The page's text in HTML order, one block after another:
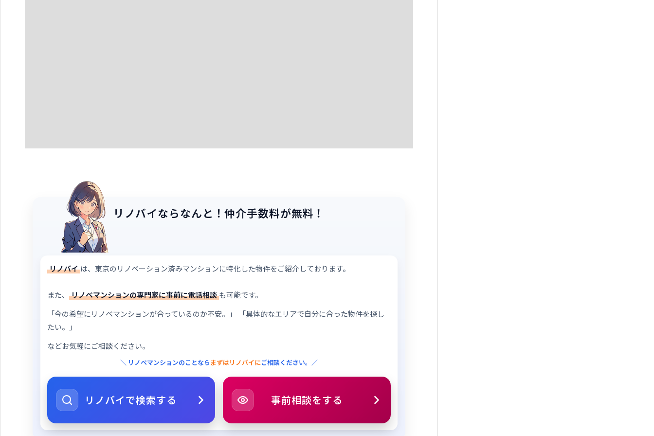
リノバイならなんと！仲介手数料が無料！
リノバイは、東京のリノベーション済みマンションに特化した物件をご紹介しております。
また、 リノベマンションの専門家に事前に電話相談も可能です。
「今の希望にリノベマンションが合っているのか不安。」
「具体的なエリアで自分に合った物件を探し
たい。」
などお気軽にご相談ください。
＼ リノベマンションのことなら まずはリノバイにご相談ください。／
事前相談をする
リノバイで検索する